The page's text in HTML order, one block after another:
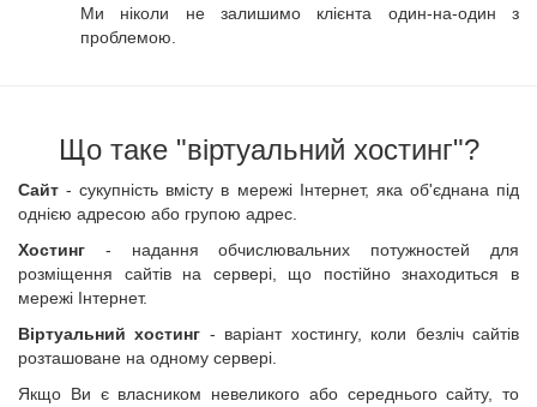
Ми ніколи не залишимо клієнта один-на-один з
проблемою.
Що таке "віртуальний хостинг"?
Сайт - сукупність вмісту в мережі Інтернет, яка об'єднана під
однією адресою або групою адрес.
Хостинг - надання обчислювальних потужностей для
розміщення сайтів на сервері, що постійно знаходиться в
мережі Інтернет.
Віртуальний хостинг - варіант хостингу, коли безліч сайтів
розташоване на одному сервері.
Якщо Ви є власником невеликого або середнього сайту, то